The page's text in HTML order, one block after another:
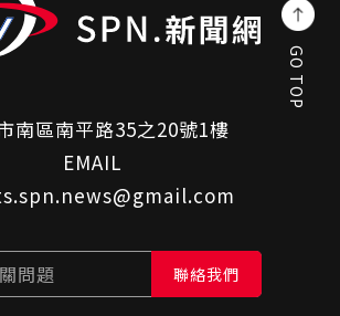
南區南平路35之20號1樓
EMAIL
問題 聯絡我們
GO TOP